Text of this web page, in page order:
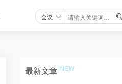
会议 
最新文章